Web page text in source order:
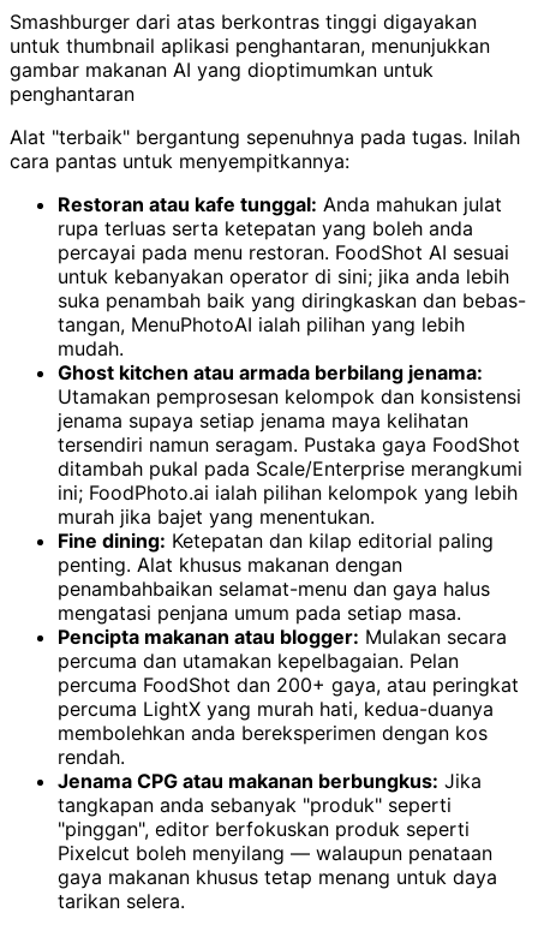
Smashburger dari atas berkontras tinggi digayakan
untuk thumbnail aplikasi penghantaran, menunjukkan
gambar makanan AI yang dioptimumkan untuk
penghantaran
Alat "terbaik" bergantung sepenuhnya pada tugas. Inilah
cara pantas untuk menyempitkannya:
Restoran atau kafe tunggal: Anda mahukan julat
rupa terluas serta ketepatan yang boleh anda
percayai pada menu restoran. FoodShot AI sesuai
untuk kebanyakan operator di sini; jika anda lebih
suka penambah baik yang diringkaskan dan bebas-
tangan, MenuPhotoAI ialah pilihan yang lebih
mudah.
Ghost kitchen atau armada berbilang jenama:
Utamakan pemprosesan kelompok dan konsistensi
jenama supaya setiap jenama maya kelihatan
tersendiri namun seragam. Pustaka gaya FoodShot
ditambah pukal pada Scale/Enterprise merangkumi
ini; FoodPhoto.ai ialah pilihan kelompok yang lebih
murah jika bajet yang menentukan.
Fine dining: Ketepatan dan kilap editorial paling
penting. Alat khusus makanan dengan
penambahbaikan selamat-menu dan gaya halus
mengatasi penjana umum pada setiap masa.
Pencipta makanan atau blogger: Mulakan secara
percuma dan utamakan kepelbagaian. Pelan
percuma FoodShot dan 200+ gaya, atau peringkat
percuma LightX yang murah hati, kedua-duanya
membolehkan anda bereksperimen dengan kos
rendah.
Jenama CPG atau makanan berbungkus: Jika
tangkapan anda sebanyak "produk" seperti
"pinggan", editor berfokuskan produk seperti
Pixelcut boleh menyilang — walaupun penataan
gaya makanan khusus tetap menang untuk daya
tarikan selera.